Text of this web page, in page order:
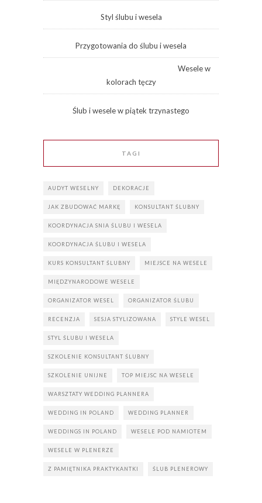
Styl ślubu i wesela
Przygotowania do ślubu i wesela
Wesele w
kolorach tęczy
Ślub i wesele w piątek trzynastego
TAGI
AUDYT WESELNY DEKORACJE
JAK ZBUDOWAĆ MARKĘ KONSULTANT ŚLUBNY
KOORDYNACJA SNIA ŚLUBU I WESELA
KOORDYNACJA ŚLUBU I WESELA
KURS KONSULTANT ŚLUBNY MIEJSCE NA WESELE
MIĘDZYNARODOWE WESELE
ORGANIZATOR WESEL ORGANIZATOR ŚLUBU
RECENZJA SESJA STYLIZOWANA STYLE WESEL
STYL ŚLUBU I WESELA
SZKOLENIE KONSULTANT ŚLUBNY
SZKOLENIE UNIJNE TOP MIEJSC NA WESELE
WARSZTATY WEDDING PLANNERA
WEDDING IN POLAND WEDDING PLANNER
WEDDINGS IN POLAND WESELE POD NAMIOTEM
WESELE W PLENERZE
Z PAMIĘTNIKA PRAKTYKANTKI ŚLUB PLENEROWY